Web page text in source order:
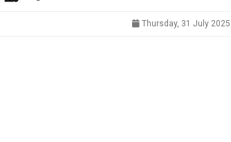
Thursday, 31 July 2025